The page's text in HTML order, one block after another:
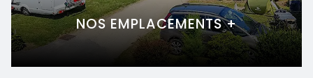
NOS EMPLACEMENTS +